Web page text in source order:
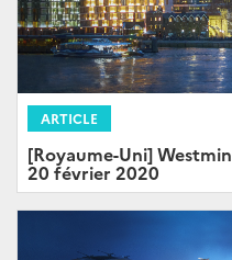
ARTICLE
[Royaume-Uni]
20 février 2020